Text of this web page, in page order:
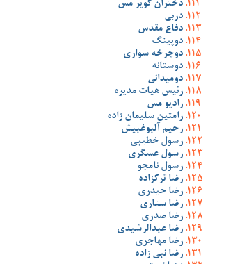
دختران کویر مس
دربی
دفاع مقدس
دوپینگ
دوچرخه سواری
دوستانه
دومیدانی
رئیس هیات مدیره
رادیو مس
رامتین سلیمان زاده
رحیم آلبوغبیش
رسول خطیبی
رسول عسگری
رسول نامجو
رضا ترکزاده
رضا حیدری
رضا ستاری
رضا صدری
رضا عبدالرشیدی
رضا مهاجری
رضا نبی زاده